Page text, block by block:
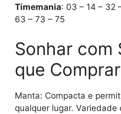
Timemania: 03 – 14 – 32
63 – 73 – 75
Sonhar com
que Comprar
Manta: Compacta e
qualquer lugar. Variedade